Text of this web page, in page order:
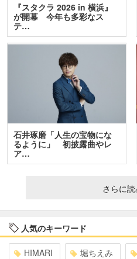
『スタクラ 2026 in 横浜』
が開幕 今年も多彩なス
テ…
石井琢磨「人生の宝物にな
るように」 初披露曲やレ
ア…
さらに
人気のキーワード
HIMARI 堀ちえみ